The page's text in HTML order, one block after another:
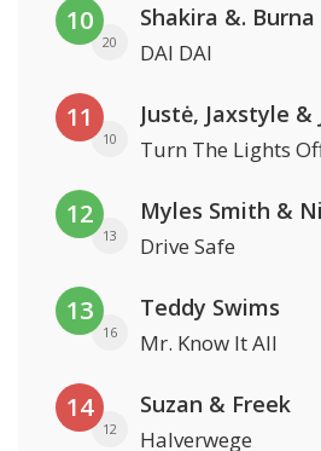
10
20
Shakira &. Burna
DAI DAI
11
10
Justė, Jaxstyle &
Turn The Lights
12
13
Myles Smith &
Drive Safe
13
16
Teddy Swims
Mr. Know It All
14
12
Suzan & Freek
Halverwege